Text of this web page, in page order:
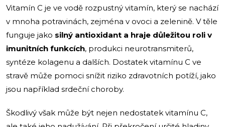
Vitamín C je ve vodě rozpustný vitamín, který se nachází
v mnoha potravinách, zejména v ovoci a zelenině. V těle
funguje jako silný antioxidant a hraje důležitou roli v
imunitních funkcích, produkci neurotransmiterů,
syntéze kolagenu a dalších. Dostatek vitamínu C ve
stravě může pomoci snížit riziko zdravotních potíží, jako
jsou například srdeční choroby.
Škodlivý však může být nejen nedostatek vitamínu C,